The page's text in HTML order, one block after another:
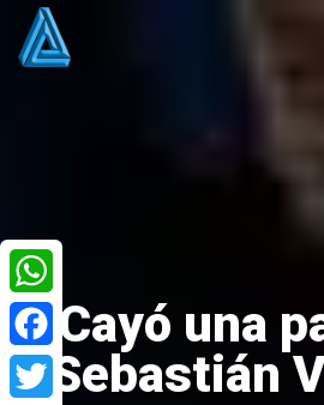
Cayó una
Sebastián
WhatsApp
Facebook